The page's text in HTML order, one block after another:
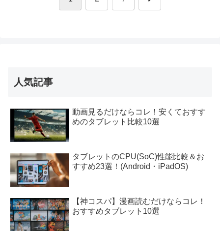
人気記事
動画見るだけならコレ！安くておすす
めのタブレット比較10選
タブレットのCPU(SoC)性能比較＆お
すすめ23選！(Android・iPadOS)
【神コスパ】漫画読むだけならコレ！
おすすめタブレット10選